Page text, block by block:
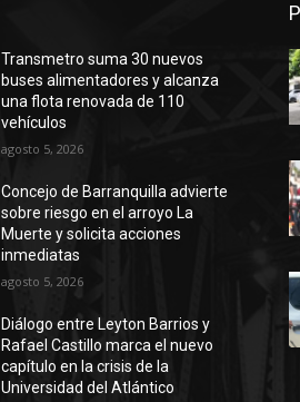
Transmetro suma 30 nuevos
buses alimentadores y alcanza
una flota renovada de 110
vehículos
agosto 5, 2026
Concejo de Barranquilla advierte
sobre riesgo en el arroyo La
Muerte y solicita acciones
inmediatas
agosto 5, 2026
Diálogo entre Leyton Barrios y
Rafael Castillo marca el nuevo
capítulo en la crisis de la
Universidad del Atlántico